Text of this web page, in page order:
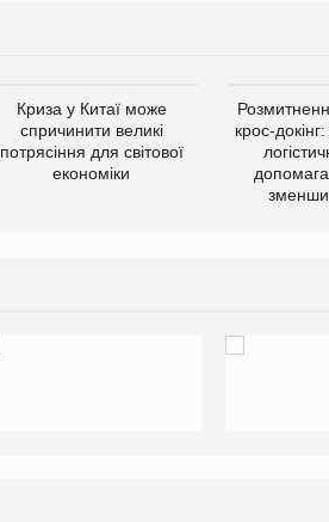
Криза у Китаї може
спричинити великі
потрясіння для світової
економіки
крос-